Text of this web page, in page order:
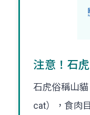
注意！石
石虎俗稱山
cat），食肉